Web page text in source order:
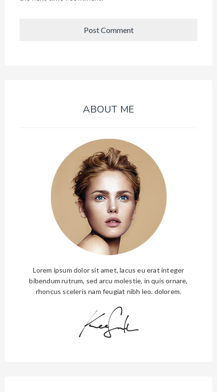
ABOUT ME
Lorem ipsum dolor sit amet, lacus eu erat integer
bibendum rutrum, sed arcu molestie, in quis ornare,
rhoncus sceleris nam feugiat nibh leo. dolorem.